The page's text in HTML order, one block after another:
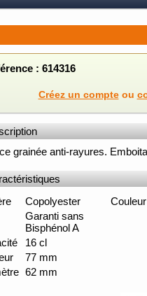
: 614316
Créez un compteou
grainée anti-rayures.
Copolyester
Garanti sans
Bisphénol A
16 cl
77 mm
62 mm
Couleur